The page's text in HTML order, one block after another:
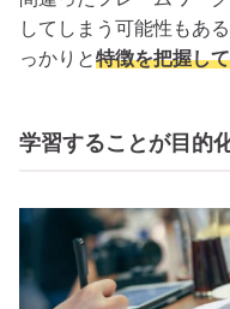
してしまう可能性もあ
っかりと特徴を把握し
学習することが目的